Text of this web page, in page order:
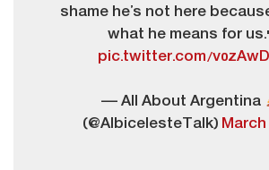
shame he’s not here
what he means for
pic.twitter.com/
— All About Argentina
(@AlbicelesteTalk) March